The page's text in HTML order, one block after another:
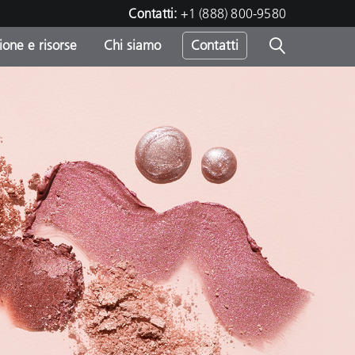
Contatti: +1 (888) 800-9580
e risorse Chi siamo Contatti